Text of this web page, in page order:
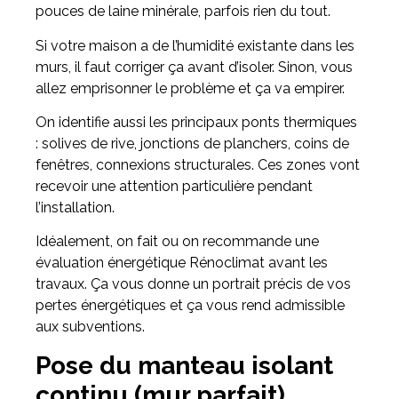
pouces de laine minérale, parfois rien du tout.
Si votre maison a de l’humidité existante dans les
murs, il faut corriger ça avant d’isoler. Sinon, vous
allez emprisonner le problème et ça va empirer.
On identifie aussi les principaux ponts thermiques
: solives de rive, jonctions de planchers, coins de
fenêtres, connexions structurales. Ces zones vont
recevoir une attention particulière pendant
l’installation.
Idéalement, on fait ou on recommande une
évaluation énergétique Rénoclimat avant les
travaux. Ça vous donne un portrait précis de vos
pertes énergétiques et ça vous rend admissible
aux subventions.
Pose du manteau isolant